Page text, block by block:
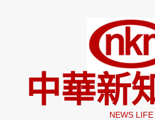
中華新
NEWS LIFE